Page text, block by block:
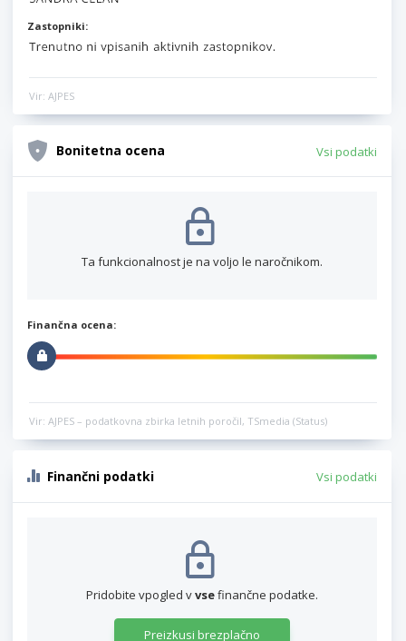
Zastopniki:
Vir: AJPES
Bonitetna ocena Vsi podatki
Ta funkcionalnost je na voljo le naročnikom.
Finančna ocena:
Vir: AJPES – podatkovna zbirka letnih poročil, TSmedia (Status)
Finančni podatki Vsi podatki
Pridobite vpogled vvsefinančne podatke.
Preizkusi brezplačno